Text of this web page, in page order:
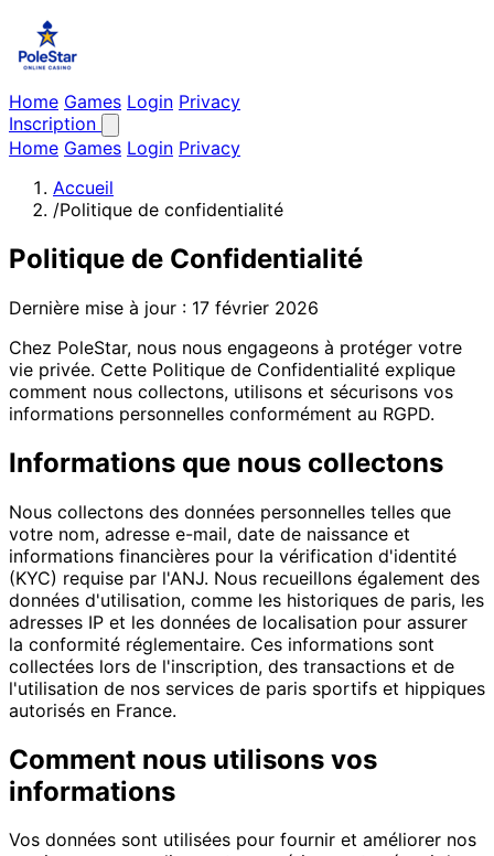
Home Games Login Privacy
Inscription
Home Games Login Privacy
Accueil
/Politique de confidentialité
Politique de Confidentialité
Dernière mise à jour : 17 février 2026
Chez PoleStar, nous nous engageons à protéger votre
vie privée. Cette Politique de Confidentialité explique
comment nous collectons, utilisons et sécurisons vos
informations personnelles conformément au RGPD.
Informations que nous collectons
Nous collectons des données personnelles telles que
votre nom, adresse e-mail, date de naissance et
informations financières pour la vérification d'identité
(KYC) requise par l'ANJ. Nous recueillons également des
données d'utilisation, comme les historiques de paris, les
adresses IP et les données de localisation pour assurer
la conformité réglementaire. Ces informations sont
collectées lors de l'inscription, des transactions et de
l'utilisation de nos services de paris sportifs et hippiques
autorisés en France.
Comment nous utilisons vos
informations
Vos données sont utilisées pour fournir et améliorer nos